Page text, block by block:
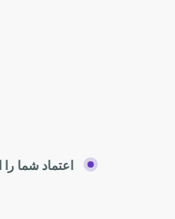
اعتماد شما